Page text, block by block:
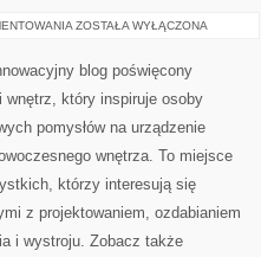
OŚWIETLENIE
WNĘTRZA
ZOSTAŁA WYŁĄCZONA
blog poświęcony
wnętrz, który inspiruje osoby
pomysłów na urządzenie
wnętrza. To miejsce
którzy interesują się
z projektowaniem, ozdabianiem
i wystroju. Zobacz także